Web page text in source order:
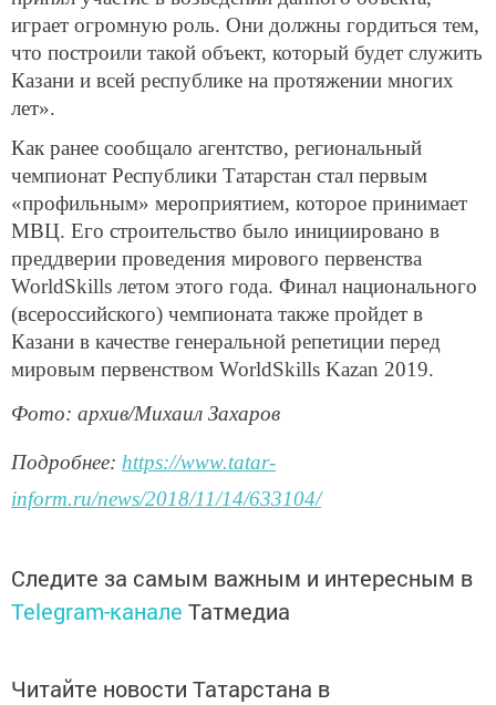
играет огромную роль. Они должны гордиться тем,
что построили такой объект, который будет служить
Казани и всей республике на протяжении многих
лет».
Как ранее сообщало агентство, региональный
чемпионат Республики Татарстан стал первым
«профильным» мероприятием, которое принимает
МВЦ. Его строительство было инициировано в
преддверии проведения мирового первенства
WorldSkills летом этого года. Финал национального
(всероссийского) чемпионата также пройдет в
Казани в качестве генеральной репетиции перед
мировым первенством WorldSkills Kazan 2019.
Фото: архив/Михаил Захаров
Подробнее: https://www.tatar-
inform.ru/news/2018/11/14/633104/
Следите за самым важным и интересным в
Telegram-канале Татмедиа
Читайте новости Татарстана в